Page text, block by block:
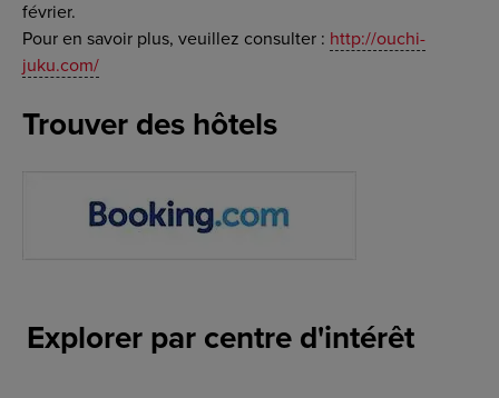
février.
Pour en savoir plus, veuillez consulter : http://ouchi-
juku.com/
Trouver des hôtels
Explorer par centre d'intérêt